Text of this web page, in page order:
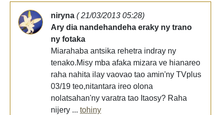
niryna ( 21/03/2013 05:28)
Ary dia nandehandeha eraky ny trano
ny fotaka
Miarahaba antsika rehetra indray ny
tenako.Misy mba afaka mizara ve hianareo
raha nahita ilay vaovao tao amin'ny TVplus
03/19 teo,nitantara ireo olona
nolatsahan'ny varatra tao Itaosy? Raha
nijery ... tohiny